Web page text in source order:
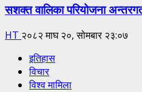
सशक्त वालिका परियोजना
HT २०८२ माघ २०, सोमबार २३:०७
इतिहास
विचार
विश्व मामिला